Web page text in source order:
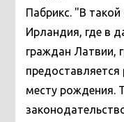
Пабрикс. "В такой
Ирландия, где в
граждан Латвии,
предоставляется
месту рождения.